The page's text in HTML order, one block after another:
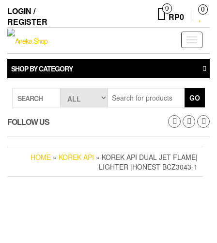
the
content
LOGIN /
REGISTER
0
RP0
0
Toggle
SHOP BY CATEGORY
SEARCH GO
FOLLOW US
HOME » KOREK API » KOREK API DUAL JET FLAME|
LIGHTER |HONEST BCZ3043-1